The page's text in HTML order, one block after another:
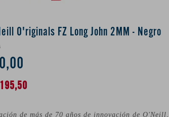
O'riginals FZ Long John 2MM - Negro
195,50
de más de 70 años de innovación de